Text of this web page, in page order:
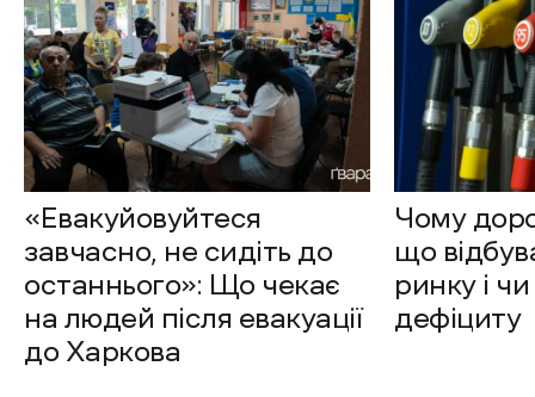
«Евакуйовуйтеся
завчасно, не сидіть до
останнього»: Що чекає
на людей після евакуації
до Харкова
Чому
що
ринку і
дефіциту